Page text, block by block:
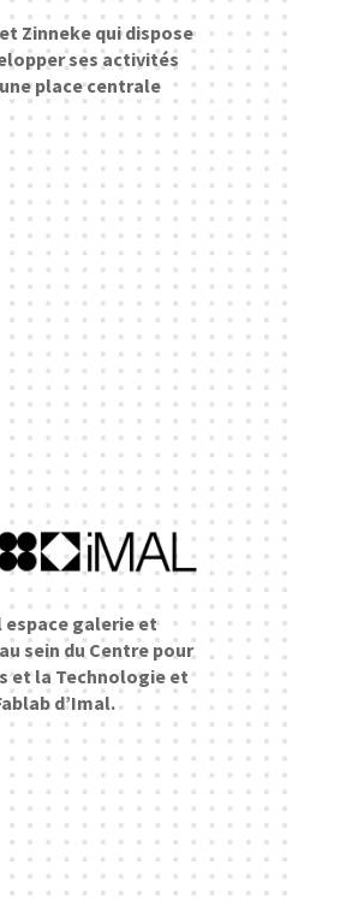
Zinneke qui dispose
ses activités
place centrale
espace galerie et
sein du Centre pour
et la Technologie et
d’Imal.